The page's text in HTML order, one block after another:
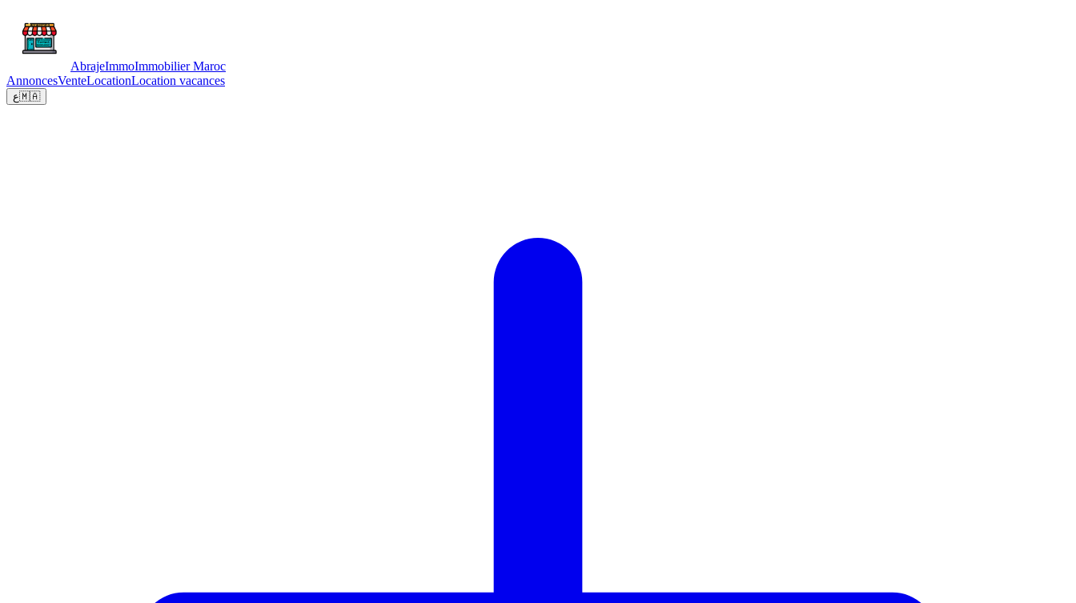
AbrajeImmoImmobilier Maroc
AnnoncesVenteLocationLocation vacances
ع🇲🇦